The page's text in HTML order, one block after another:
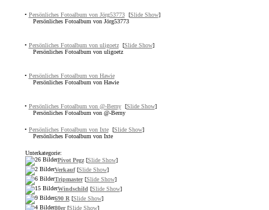
• Persönliches Fotoalbum von Jörg53773 [Slide Show]
Persönliches Fotoalbum von Jörg53773
• Persönliches Fotoalbum von uligoetz [Slide Show]
Persönliches Fotoalbum von uligoetz
• Persönliches Fotoalbum von Hawie
Persönliches Fotoalbum von Hawie
• Persönliches Fotoalbum von @-Berny [Slide Show]
Persönliches Fotoalbum von @-Berny
• Persönliches Fotoalbum von Ixte [Slide Show]
Persönliches Fotoalbum von Ixte
Unterkategorie:
Pivot Pegz[Slide Show]
Verkauf[Slide Show]
Tripmaster[Slide Show]
Windschild[Slide Show]
690 R[Slide Show]
80er[Slide Show]